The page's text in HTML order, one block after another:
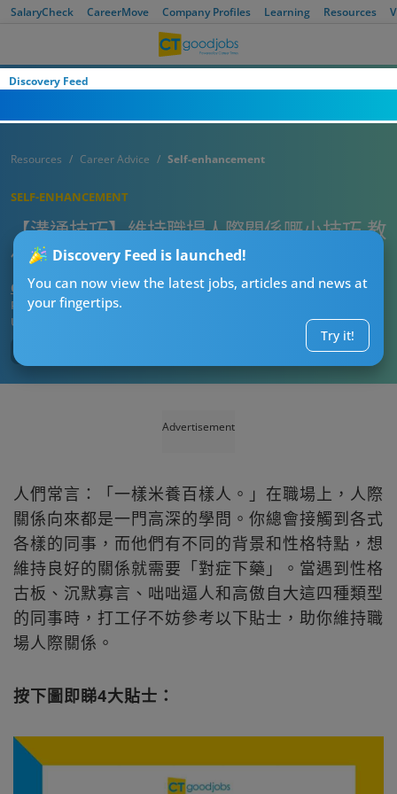
SalaryCheck CareerMove Company Profiles Learning Resources
Discovery Feed
Discovery Feed is launched!
You can now view the latest jobs, articles and news at
your fingertips.
Try it!
Resources Career Advice Self-enhancement
SELF-ENHANCEMENT
【溝通技巧】維持職場人際關係嘅小技巧 教
你點同呢4個性格嘅同事好好相處
CTgoodjobs’ Editor
Published:2023-03-29
Updated:
Advertisement
人們常言：「一樣米養百樣人。」在職場上，人際
關係向來都是一門高深的學問。你總會接觸到各式
各樣的同事，而他們有不同的背景和性格特點，想
維持良好的關係就需要「對症下藥」。當遇到性格
古板、沉默寡言、咄咄逼人和高傲自大這四種類型
的同事時，打工仔不妨參考以下貼士，助你維持職
場人際關係。
按下圖即睇4大貼士：